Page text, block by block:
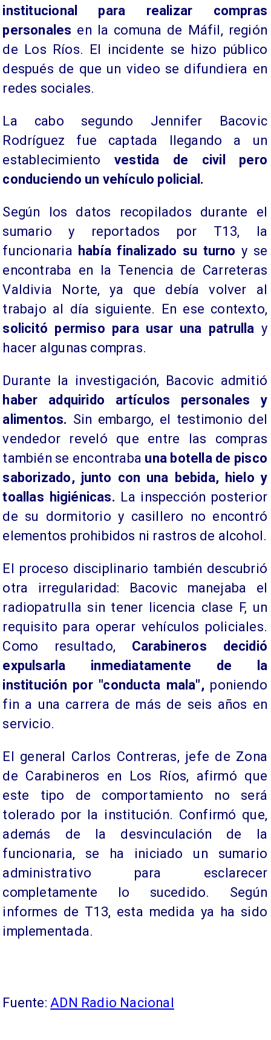
institucional para realizar compras
personales en la comuna de Máfil, región
de Los Ríos. El incidente se hizo público
después de que un video se difundiera en
redes sociales.
La cabo segundo Jennifer Bacovic
Rodríguez fue captada llegando a un
establecimiento vestida de civil pero
conduciendo un vehículo policial.
Según los datos recopilados durante el
sumario y reportados por T13, la
funcionaria había finalizado su turno y se
encontraba en la Tenencia de Carreteras
Valdivia Norte, ya que debía volver al
trabajo al día siguiente. En ese contexto,
solicitó permiso para usar una patrulla y
hacer algunas compras.
Durante la investigación, Bacovic admitió
haber adquirido artículos personales y
alimentos. Sin embargo, el testimonio del
vendedor reveló que entre las compras
también se encontraba una botella de pisco
saborizado, junto con una bebida, hielo y
toallas higiénicas. La inspección posterior
de su dormitorio y casillero no encontró
elementos prohibidos ni rastros de alcohol.
El proceso disciplinario también descubrió
otra irregularidad: Bacovic manejaba el
radiopatrulla sin tener licencia clase F, un
requisito para operar vehículos policiales.
Como resultado, Carabineros decidió
expulsarla inmediatamente de la
institución por "conducta mala", poniendo
fin a una carrera de más de seis años en
servicio.
El general Carlos Contreras, jefe de Zona
de Carabineros en Los Ríos, afirmó que
este tipo de comportamiento no será
tolerado por la institución. Confirmó que,
además de la desvinculación de la
funcionaria, se ha iniciado un sumario
administrativo para esclarecer
completamente lo sucedido. Según
informes de T13, esta medida ya ha sido
implementada.
Fuente:ADN Radio Nacional